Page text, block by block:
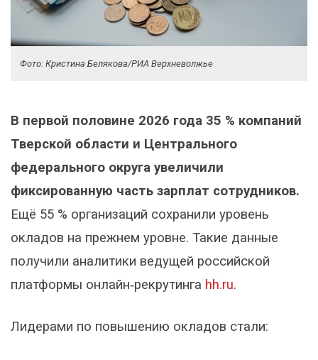
Фото: Кристина Белякова/РИА Верхневолжье
В первой половине 2026 года 35 % компаний
Тверской области и Центрального
федерального округа увеличили
фиксированную часть зарплат сотрудников.
Ещё 55 % организаций сохранили уровень
окладов на прежнем уровне. Такие данные
получили аналитики ведущей российской
платформы онлайн‑рекрутинга hh.ru.
Лидерами по повышению окладов стали: